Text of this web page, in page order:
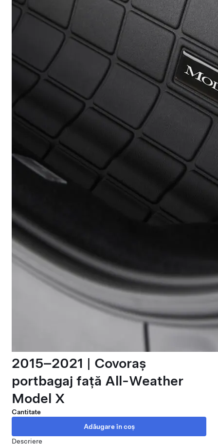
2015–2021 | Covoraș
portbagaj față All-Weather
Model X
Cantitate
Descriere